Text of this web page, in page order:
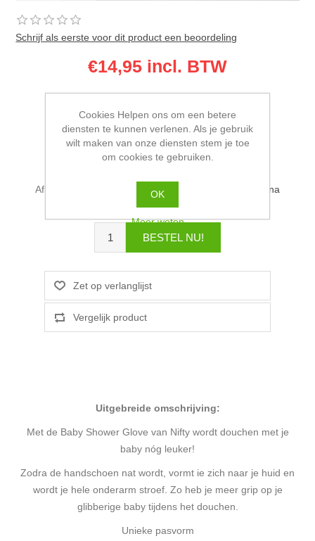
Schrijf als eerste voor dit product een beoordeling
€14,95 incl. BTW
Meer info zie bij uitgebreide omschrijving.
Invented 4 kids
GTIN barcode: 8717472225023
Afleverdatum:
Wij verzenden binnen 2-4 werkdagen na
Uitgebreide omschrijving:
Met de Baby Shower Glove van Nifty wordt douchen met je
baby nóg leuker!
Zodra de handschoen nat wordt, vormt ie zich naar je huid en
wordt je hele onderarm stroef. Zo heb je meer grip op je
glibberige baby tijdens het douchen.
Unieke pasvorm
Cookies Helpen ons om een betere
diensten te kunnen verlenen. Als je gebruik
wilt maken van onze diensten stem je toe
om cookies te gebruiken.
OK
Meer weten